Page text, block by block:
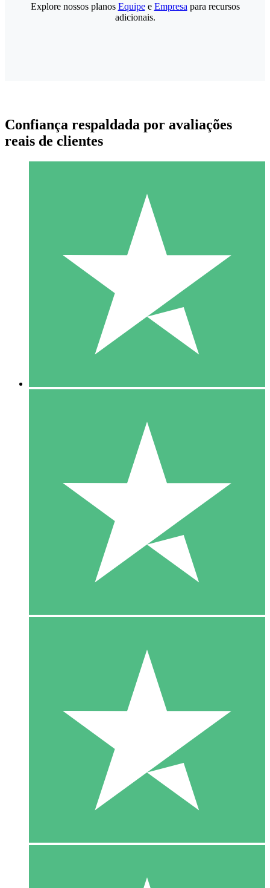
Pacotes de Créditos Individuais
Pague conforme o uso com créditos de download. Sem
1000
10 Downloads
20 00
Explore nossos planos Equipee Empresa para recursos
adicionais.
Confiança respaldada por avaliações
reais de clientes